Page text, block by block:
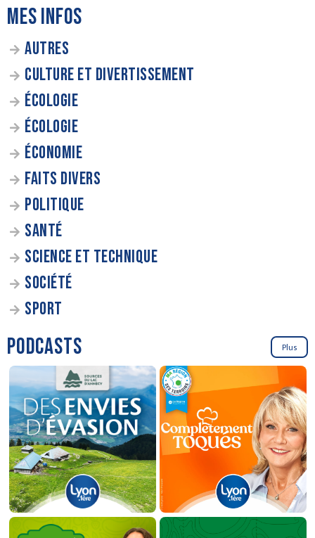
MES INFOS
AUTRES
CULTURE ET DIVERTISSEMENT
ÉCOLOGIE
ÉCOLOGIE
ÉCONOMIE
FAITS DIVERS
POLITIQUE
SANTÉ
SCIENCE ET TECHNIQUE
SOCIÉTÉ
SPORT
PODCASTS Plus